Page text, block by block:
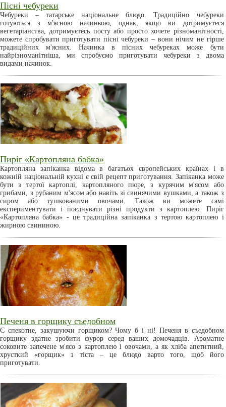
Пісні чебуреки
Чебуреки – татарське національне блюдо. Традиційно чебуреки
готуються з м'ясною начинкою, однак, якщо ви дотримуєтеся
вегетаріанства, дотримуєтесь посту або просто хочете різноманітності,
можете спробувати приготувати пісні чебуреки – вони нічим не гірше
традиційних м'ясних. Начинка в пісних чебуреках може бути
найрізноманітніша, ми спробуємо приготувати чебуреки з двома
видами начинок.
Пиріг «Картопляна бабка»
Картопляна запіканка відома в багатьох європейських країнах і в
кожній національній кухні є свій рецепт приготування. Запіканка може
бути з тертої картоплі, картопляного пюре, з курячим м'ясом або
грибами, з рубаним м'ясом або навіть зі свинячими вушками, а також з
сиром або тушкованими овочами. Також ви можете самі
експериментувати і поєднувати різні продукти з картоплею. Пиріг
«Картопляна бабка» - це традиційна запіканка з тертою картоплею і
жирною свининою.
Печеня в горщику съедобном
Є спекотне, закушуючи горщиком? Чому б і ні! Печеня в съедобном
горщику здатне зробити фурор серед ваших домочадців. Ароматне
соковите запечене м'ясо з картоплею і овочами, а як хліба апетитний,
хрусткий «горщик» з тіста – це блюдо варто того, щоб його
приготувати.